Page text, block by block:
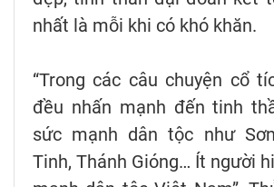
nhất là mỗi khi có khó khăn.
“Trong các câu chuyện cổ
đều nhấn mạnh đến tinh
sức mạnh dân tộc như
Tinh, Thánh Gióng… Ít người